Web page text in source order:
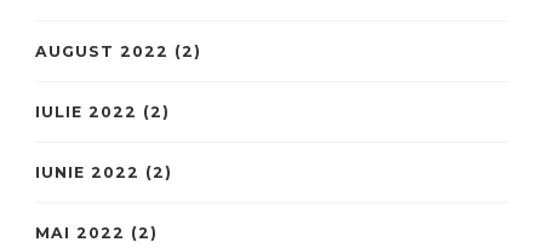
AUGUST 2022 (2)
IULIE 2022 (2)
IUNIE 2022 (2)
MAI 2022 (2)